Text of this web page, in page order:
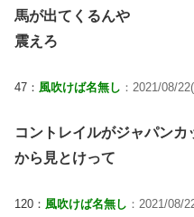
馬が出てくるんや
震えろ
47： 風吹けば名無し ：2021/08/
コントレイルがジャパン
から見とけって
120： 風吹けば名無し ：2021/08/